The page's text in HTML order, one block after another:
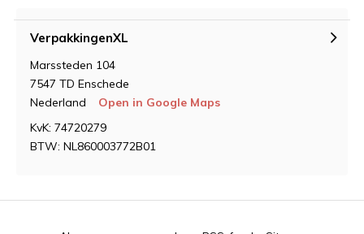
VerpakkingenXL
Marssteden 104
7547 TD Enschede
Nederland
Open in Google Maps
KvK: 74720279
BTW: NL860003772B01